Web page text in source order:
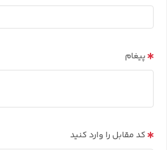
پیغام
کد مقابل را وارد کنید